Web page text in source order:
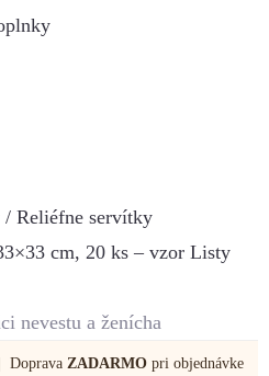
/ Reliéfne servítky
cm, 20 ks – vzor Listy
Doprava ZADARMO pri objednávke